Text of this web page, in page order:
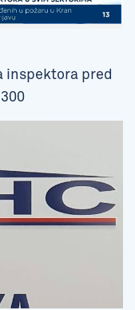
inspektora pred